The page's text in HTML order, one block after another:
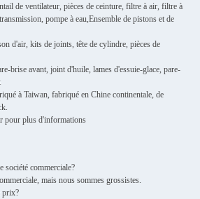
de ventilateur, pièces de ceinture, filtre à air, filtre à
pompe à eau,Ensemble de pistons et de
d'air, kits de joints, tête de cylindre, pièces de
brise avant, joint d'huile, lames d'essuie-glace, pare-
à Taiwan, fabriqué en Chine continentale, de
pour plus d'informations
société commerciale?
mais nous sommes grossistes.
prix?